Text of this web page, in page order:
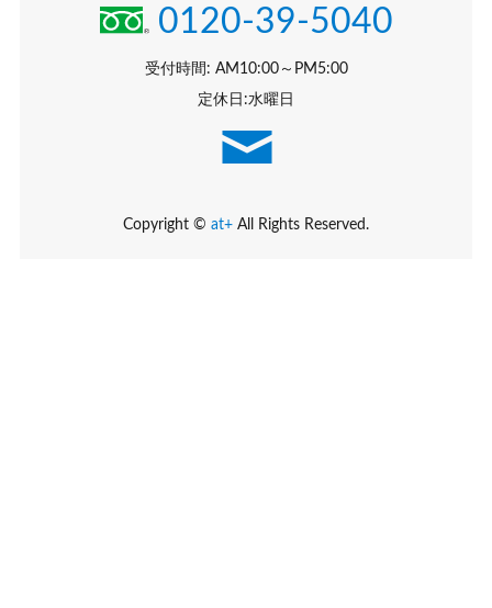
0120-39-5040
受付時間: AM10:00～PM5:00
定休日:水曜日
Copyright © at+ All Rights Reserved.